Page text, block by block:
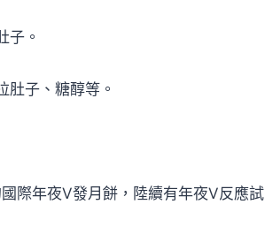
子。
肚子、糖醇等。
際年夜V發月餅，陸續有年夜V反應試